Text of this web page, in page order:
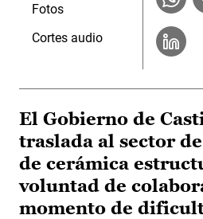
Fotos
Cortes audio
El Gobierno de
traslada al sector
de cerámica
voluntad de
momento de